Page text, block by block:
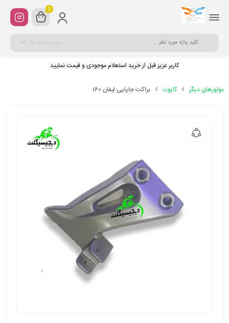
0
کاربر عزیز قبل از خرید استعلام موجودی و قیمت نمایید
موتورهای دیگر کایوت براکت جاپایی لیفان 160